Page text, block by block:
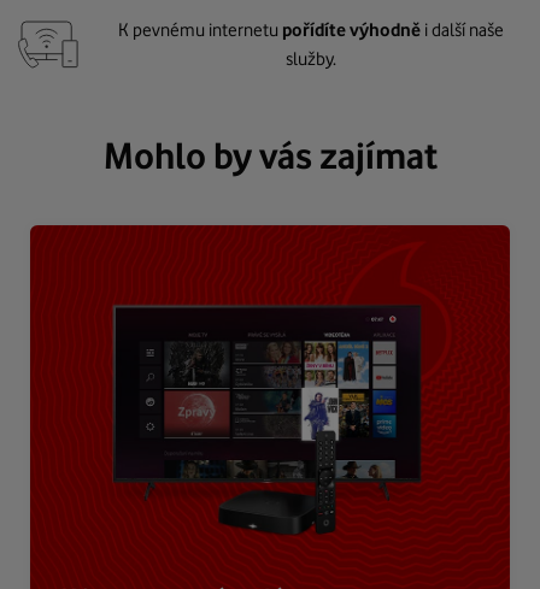
K pevnému internetu pořídíte výhodně i další naše
služby.
Mohlo by vás zajímat